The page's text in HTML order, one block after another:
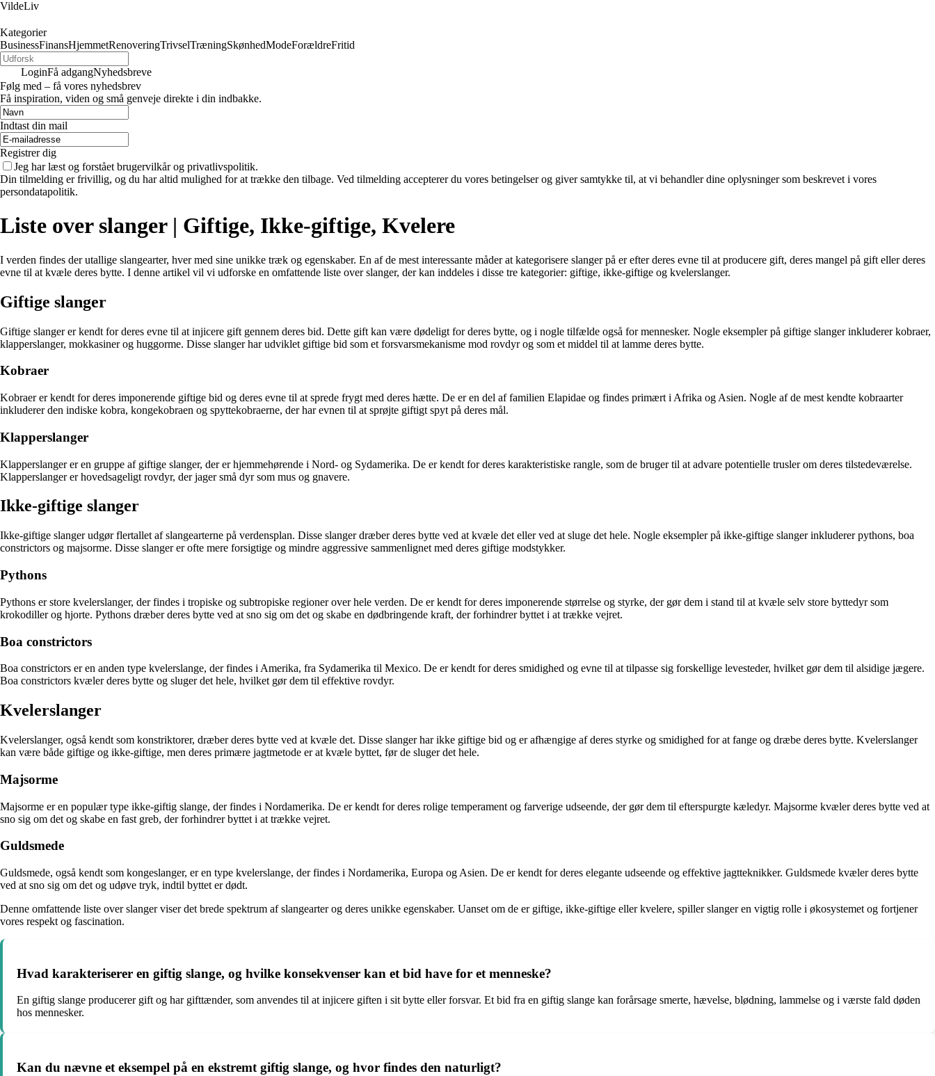
VildeLiv
Kategorier
BusinessFinansHjemmetRenoveringTrivselTræningSkønhedModeForældreFritid
LoginFå adgangNyhedsbreve
Følg med – få vores nyhedsbrev
Få inspiration, viden og små genveje direkte i din indbakke.
Indtast din mail
Registrer dig
Jeg har læst og forstået brugervilkår og privatlivspolitik.
Din tilmelding er frivillig, og du har altid mulighed for at trække den tilbage. Ved tilmelding accepterer du vores betingelser og giver samtykke til, at vi behandler dine oplysninger som beskrevet i vores
persondatapolitik.
Liste over slanger | Giftige, Ikke-giftige, Kvelere
I verden findes der utallige slangearter, hver med sine unikke træk og egenskaber. En af de mest interessante måder at kategorisere slanger på er efter deres evne til at producere gift, deres mangel på gift eller deres
evne til at kvæle deres bytte. I denne artikel vil vi udforske en omfattende liste over slanger, der kan inddeles i disse tre kategorier: giftige, ikke-giftige og kvelerslanger.
Giftige slanger
Giftige slanger er kendt for deres evne til at injicere gift gennem deres bid. Dette gift kan være dødeligt for deres bytte, og i nogle tilfælde også for mennesker. Nogle eksempler på giftige slanger inkluderer kobraer,
klapperslanger, mokkasiner og huggorme. Disse slanger har udviklet giftige bid som et forsvarsmekanisme mod rovdyr og som et middel til at lamme deres bytte.
Kobraer
Kobraer er kendt for deres imponerende giftige bid og deres evne til at sprede frygt med deres hætte. De er en del af familien Elapidae og findes primært i Afrika og Asien. Nogle af de mest kendte kobraarter
inkluderer den indiske kobra, kongekobraen og spyttekobraerne, der har evnen til at sprøjte giftigt spyt på deres mål.
Klapperslanger
Klapperslanger er en gruppe af giftige slanger, der er hjemmehørende i Nord- og Sydamerika. De er kendt for deres karakteristiske rangle, som de bruger til at advare potentielle trusler om deres tilstedeværelse.
Klapperslanger er hovedsageligt rovdyr, der jager små dyr som mus og gnavere.
Ikke-giftige slanger
Ikke-giftige slanger udgør flertallet af slangearterne på verdensplan. Disse slanger dræber deres bytte ved at kvæle det eller ved at sluge det hele. Nogle eksempler på ikke-giftige slanger inkluderer pythons, boa
constrictors og majsorme. Disse slanger er ofte mere forsigtige og mindre aggressive sammenlignet med deres giftige modstykker.
Pythons
Pythons er store kvelerslanger, der findes i tropiske og subtropiske regioner over hele verden. De er kendt for deres imponerende størrelse og styrke, der gør dem i stand til at kvæle selv store byttedyr som
krokodiller og hjorte. Pythons dræber deres bytte ved at sno sig om det og skabe en dødbringende kraft, der forhindrer byttet i at trække vejret.
Boa constrictors
Boa constrictors er en anden type kvelerslange, der findes i Amerika, fra Sydamerika til Mexico. De er kendt for deres smidighed og evne til at tilpasse sig forskellige levesteder, hvilket gør dem til alsidige jægere.
Boa constrictors kvæler deres bytte og sluger det hele, hvilket gør dem til effektive rovdyr.
Kvelerslanger
Kvelerslanger, også kendt som konstriktorer, dræber deres bytte ved at kvæle det. Disse slanger har ikke giftige bid og er afhængige af deres styrke og smidighed for at fange og dræbe deres bytte. Kvelerslanger
kan være både giftige og ikke-giftige, men deres primære jagtmetode er at kvæle byttet, før de sluger det hele.
Majsorme
Majsorme er en populær type ikke-giftig slange, der findes i Nordamerika. De er kendt for deres rolige temperament og farverige udseende, der gør dem til efterspurgte kæledyr. Majsorme kvæler deres bytte ved at
sno sig om det og skabe en fast greb, der forhindrer byttet i at trække vejret.
Guldsmede
Guldsmede, også kendt som kongeslanger, er en type kvelerslange, der findes i Nordamerika, Europa og Asien. De er kendt for deres elegante udseende og effektive jagtteknikker. Guldsmede kvæler deres bytte
ved at sno sig om det og udøve tryk, indtil byttet er dødt.
Denne omfattende liste over slanger viser det brede spektrum af slangearter og deres unikke egenskaber. Uanset om de er giftige, ikke-giftige eller kvelere, spiller slanger en vigtig rolle i økosystemet og fortjener
vores respekt og fascination.
Hvad karakteriserer en giftig slange, og hvilke konsekvenser kan et bid have for et menneske?
En giftig slange producerer gift og har gifttænder, som anvendes til at injicere giften i sit bytte eller forsvar. Et bid fra en giftig slange kan forårsage smerte, hævelse, blødning, lammelse og i værste fald døden
hos mennesker.
Kan du nævne et eksempel på en ekstremt giftig slange, og hvor findes den naturligt?